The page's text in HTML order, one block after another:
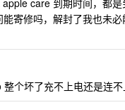
care 到期时间，都
寄修吗，解封了我也未
个坏了充不上电还是连